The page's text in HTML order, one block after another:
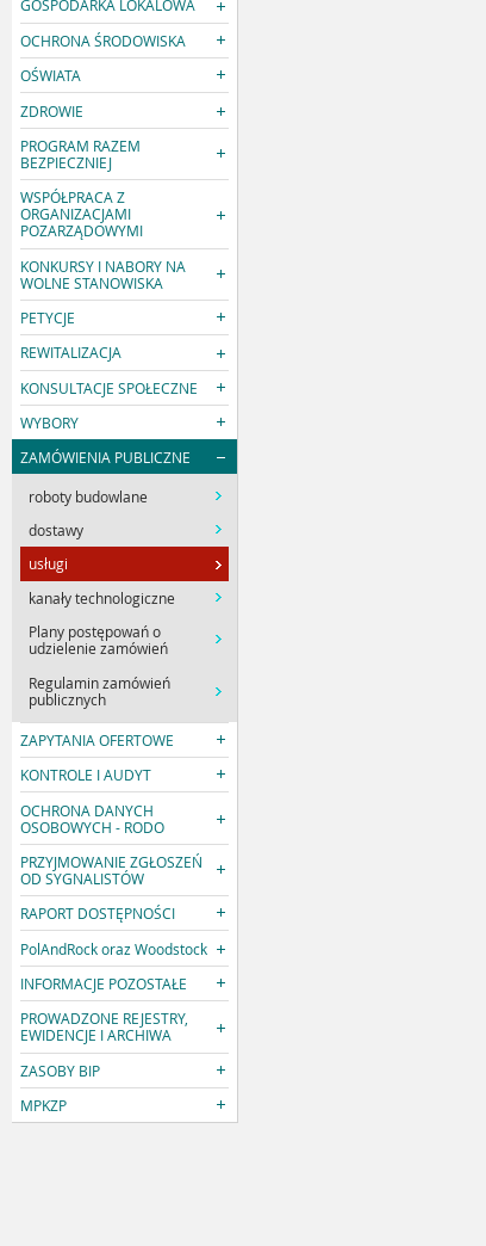
GOSPODARKA LOKALOWA
OCHRONA ŚRODOWISKA
OŚWIATA
ZDROWIE
PROGRAM RAZEM
BEZPIECZNIEJ
WSPÓŁPRACA Z
ORGANIZACJAMI
POZARZĄDOWYMI
KONKURSY I NABORY NA
WOLNE STANOWISKA
PETYCJE
REWITALIZACJA
KONSULTACJE SPOŁECZNE
WYBORY
ZAMÓWIENIA PUBLICZNE
roboty budowlane
dostawy
usługi
kanały technologiczne
Plany postępowań o
udzielenie zamówień
Regulamin zamówień
publicznych
ZAPYTANIA OFERTOWE
KONTROLE I AUDYT
OCHRONA DANYCH
OSOBOWYCH - RODO
PRZYJMOWANIE ZGŁOSZEŃ
OD SYGNALISTÓW
RAPORT DOSTĘPNOŚCI
PolAndRock oraz Woodstock
INFORMACJE POZOSTAŁE
PROWADZONE REJESTRY,
EWIDENCJE I ARCHIWA
ZASOBY BIP
MPKZP